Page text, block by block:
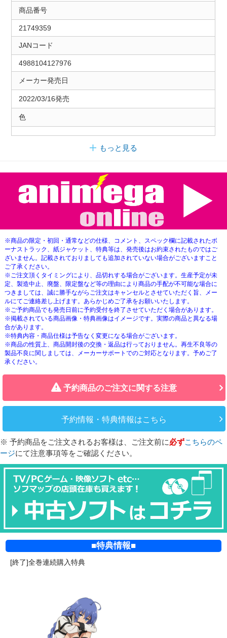
商品番号
21749359
JANコード
4988104127976
メーカー発売日
2022/03/16発売
色
もっと見る
※商品の限定・初回・通常などの仕様、コメント、スペック欄に記載されたボ
ーナストラック、紙ジャケット、特典等は、発売後はお約束されたものではご
ざいません。記載されておりましても追加されていない場合がございますこと
ご了承ください。
※ご注文頂くタイミングにより、品切れする場合がございます。生産予定が未
定、製造中止、廃盤、限定盤など等の理由により商品の手配が不可能な場合に
つきましては、誠に勝手ながらご注文はキャンセルとさせていただく旨、メー
ルにてご連絡差し上げます。あらかじめご了承をお願いいたします。
※ご予約商品でも発売日前に予約受付を終了させていただく場合があります。
※掲載されている商品画像・特典画像はイメージです。実際の商品と異なる場
合があります。
※特典内容・商品仕様は予告なく変更になる場合がございます。
※商品の性質上、商品開封後の交換・返品は行っておりません。再生不良等の
製品不良に関しましては、メーカーサポートでのご対応となります。予めご了
承ください。
予約商品のご注文に関する注意
予約情報・特典情報はこちら
※ 予約商品をご注文されるお客様は、ご注文前に必ずこちらのペ
ージにて注意事項等をご確認ください。
■特典情報■
[終了]全巻連続購入特典